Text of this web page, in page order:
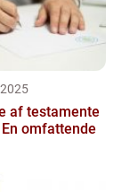
af testamente
omfattende